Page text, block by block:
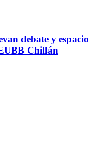
debate y espacio
Chillán